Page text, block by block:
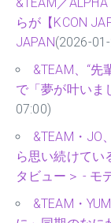
&TEAM／
らが【KCON
JAPAN(2026-
&TEAM、“先
で「夢が叶いま
07:00)
&TEAM・JO
ら思い続けてい
タビュー＞ - モ
&TEAM・